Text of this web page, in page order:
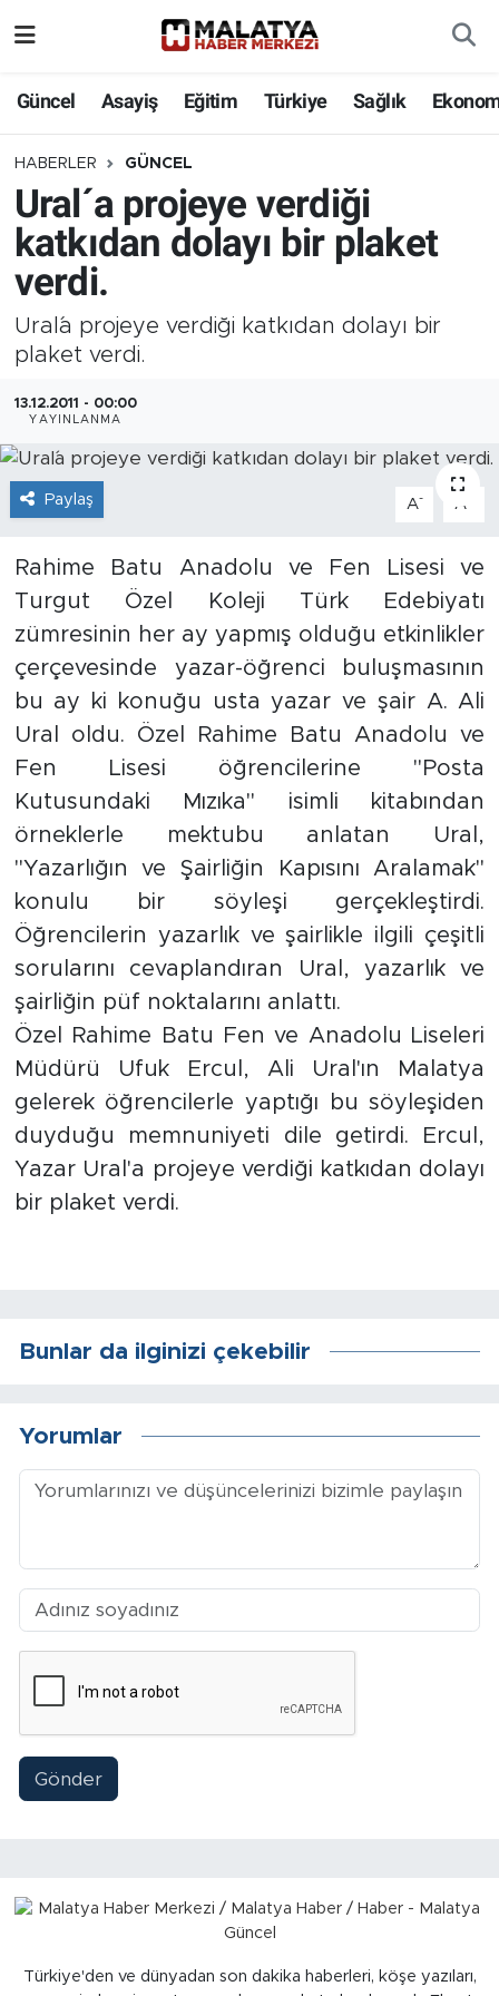
Güncel Asayiş Eğitim Türkiye Sağlık
HABERLER GÜNCEL
Ural´a projeye verdiği
katkıdan dolayı bir plaket
verdi.
Ural´a projeye verdiği katkıdan dolayı bir
plaket verdi.
13.12.2011 - 00:00
YAYINLANMA
Paylaş A- A
Rahime Batu Anadolu ve Fen Lisesi ve
Turgut Özel Koleji Türk Edebiyatı
zümresinin her ay yapmış olduğu etkinlikler
çerçevesinde yazar-öğrenci buluşmasının
bu ay ki konuğu usta yazar ve şair A. Ali
Ural oldu. Özel Rahime Batu Anadolu ve
Fen Lisesi öğrencilerine "Posta
Kutusundaki Mızıka" isimli kitabından
örneklerle mektubu anlatan Ural,
"Yazarlığın ve Şairliğin Kapısını Aralamak"
konulu bir söyleşi gerçekleştirdi.
Öğrencilerin yazarlık ve şairlikle ilgili çeşitli
sorularını cevaplandıran Ural, yazarlık ve
şairliğin püf noktalarını anlattı.
Özel Rahime Batu Fen ve Anadolu Liseleri
Müdürü Ufuk Ercul, Ali Ural'ın Malatya
gelerek öğrencilerle yaptığı bu söyleşiden
duyduğu memnuniyeti dile getirdi. Ercul,
Yazar Ural'a projeye verdiği katkıdan dolayı
bir plaket verdi.
Bunlar da ilginizi çekebilir
Yorumlar
Gönder
Türkiye'den ve dünyadan son dakika haberleri, köşe yazıları,
Eğitim
Türkiye
Sağlık
Güncel
Kültür
Teknoloji
Dünya
Yazıhan
Kuluncak
Yeşilyurt
Akçadağ
Doğanyol
Arapgir
Battalgazi
Darende
Magazin
Siyaset
Adıyaman